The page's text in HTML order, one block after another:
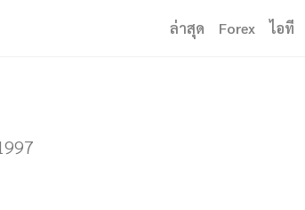
ล่าสุด Forex ไอที